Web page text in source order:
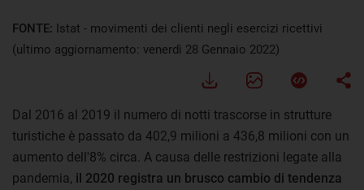
FONTE: Istat - movimenti dei clienti negli esercizi ricettivi
(ultimo aggiornamento: venerdì 28 Gennaio 2022)
Dal 2016 al 2019 il numero di notti trascorse in strutture
turistiche è passato da 402,9 milioni a 436,8 milioni con un
aumento dell'8% circa. A causa delle restrizioni legate alla
pandemia, il 2020 registra un brusco cambio di tendenza